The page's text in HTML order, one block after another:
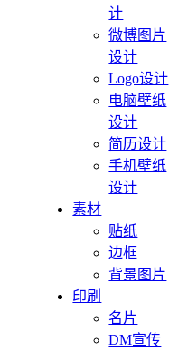
计
微博图片
设计
Logo设计
电脑壁纸
设计
简历设计
手机壁纸
设计
素材
贴纸
边框
背景图片
印刷
名片
DM宣传